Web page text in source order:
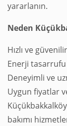
yararlanın.
Neden
Hızlı ve
Enerji tasarrufu
Deneyimli ve
Uygun fiyatlar
bakımı